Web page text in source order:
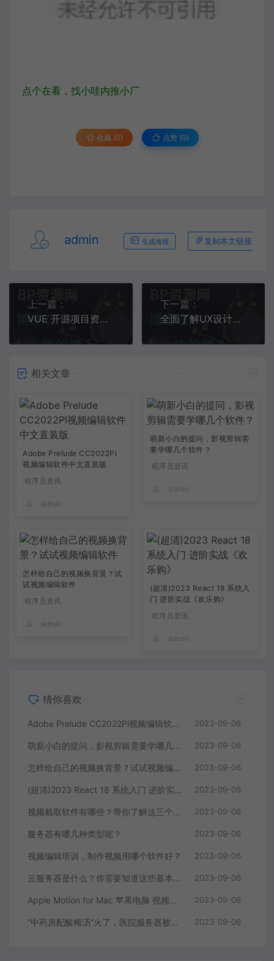
点个在看，找小哇内推小厂
收藏 (0) 点赞 (0)
admin 生成海报 复制本文链接
上一篇：
VUE 开源项目资源大全
下一篇：
全面了解UX设计：创造用户体验的魔法之道
相关文章
Adobe Prelude CC2022Pl
视频编辑软件中文直装版
程序员资讯
admin
萌新小白的提问，影视剪辑需
要学哪几个软件？
程序员资讯
admin
怎样给自己的视频换背景？试
试视频编辑软件
程序员资讯
admin
(超清)2023 React 18 系统入
门 进阶实战《欢乐购》
程序员资讯
admin
猜你喜欢
Adobe Prelude CC2022Pl视频编辑软件中文直装版 2023-09-06
萌新小白的提问，影视剪辑需要学哪几个软件？ 2023-09-06
怎样给自己的视频换背景？试试视频编辑软件 2023-09-06
(超清)2023 React 18 系统入门 进阶实战《欢乐购》 2023-09-06
视频截取软件有哪些？带你了解这三个视频编辑软件 2023-09-06
服务器有哪几种类型呢？ 2023-09-06
视频编辑培训，制作视频用哪个软件好？ 2023-09-06
云服务器是什么？你需要知道这些基本知识 2023-09-06
Apple Motion for Mac 苹果电脑 视频编辑软件 2023-09-06
“中药房配酸梅汤”火了，医院服务器被挤爆，网友：更适合中国宝宝体质 2023-09-06